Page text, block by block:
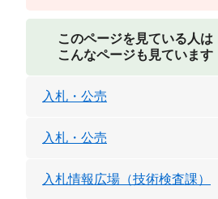
このページを見ている人は
こんなページも見ています
入札・公売
入札・公売
入札情報広場（技術検査課）